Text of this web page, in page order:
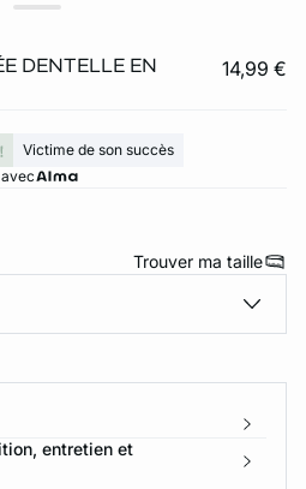
DENTELLE EN
14,99 €
Victime de son succès
Trouver ma taille
entretien et